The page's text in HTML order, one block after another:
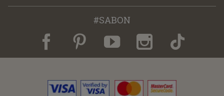
#SABON